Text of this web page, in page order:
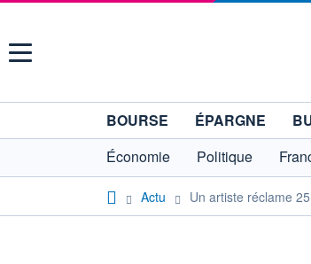
Menu
BOURSE ÉPARGNE
Économie
Politique
Actu Un artiste réclame